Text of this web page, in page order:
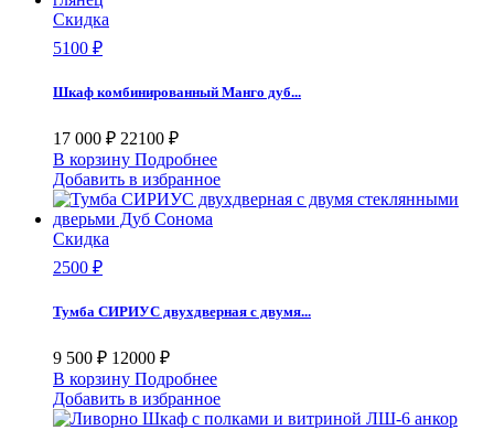
Эталон
МебельГрупп
Бит и Байт
Москва 896
Мебельная база
ХоумГрад 33
Нонтон 411
еще...
меньше
Производитель
Corretto 0
MAKMART 0
MEBEL IMPEX 0
Скидка
5100 ₽
Шкаф комбинированный Манго дуб...
17 000 ₽ 22100 ₽
В корзину Подробнее
Добавить в избранное
Скидка
2500 ₽
Тумба СИРИУС двухдверная с двумя...
9 500 ₽ 12000 ₽
В корзину Подробнее
Добавить в избранное